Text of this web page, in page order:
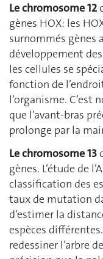
Le chromosome 12
gènes HOX: les
surnommés gènes
développement
les cellules se
fonction de
l’organisme. C’est
que l’avant-bras
prolonge par la
Le chromosome 13
gènes. L’étude de
classification des
taux de mutation
d’estimer la
espèces
redessiner l’arbre